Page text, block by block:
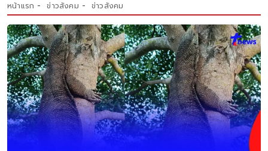
หน้าแรก ข่าวสังคม ข่าวสังคม